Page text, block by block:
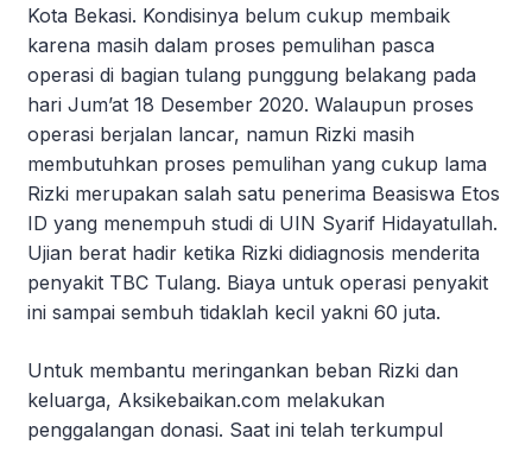
Kota Bekasi. Kondisinya belum cukup membaik
karena masih dalam proses pemulihan pasca
operasi di bagian tulang punggung belakang pada
hari Jum’at 18 Desember 2020. Walaupun proses
operasi berjalan lancar, namun Rizki masih
membutuhkan proses pemulihan yang cukup lama
Rizki merupakan salah satu penerima Beasiswa Etos
ID yang menempuh studi di UIN Syarif Hidayatullah.
Ujian berat hadir ketika Rizki didiagnosis menderita
penyakit TBC Tulang. Biaya untuk operasi penyakit
ini sampai sembuh tidaklah kecil yakni 60 juta.
Untuk membantu meringankan beban Rizki dan
keluarga, Aksikebaikan.com melakukan
penggalangan donasi. Saat ini telah terkumpul